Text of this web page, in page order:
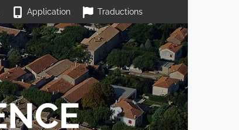
Application Traductions